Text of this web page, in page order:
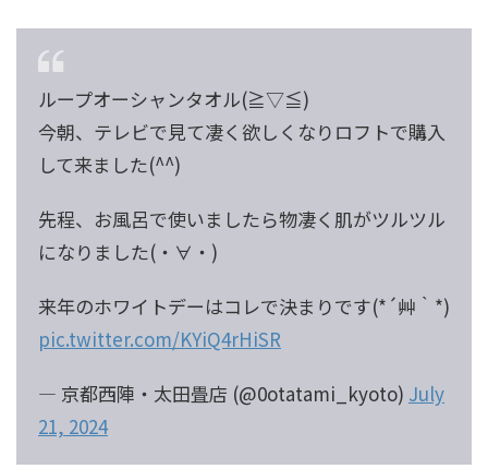
ループオーシャンタオル(⁠≧⁠▽⁠≦⁠)
今朝、テレビで見て凄く欲しくなりロフトで購入
して来ました(⁠^⁠^⁠)
先程、お風呂で使いましたら物凄く肌がツルツル
になりました(⁠・⁠∀⁠・⁠)
来年のホワイトデーはコレで決まりです(*´艸｀*)
pic.twitter.com/KYiQ4rHiSR
— 京都西陣・太田畳店 (@0otatami_kyoto) July
21, 2024